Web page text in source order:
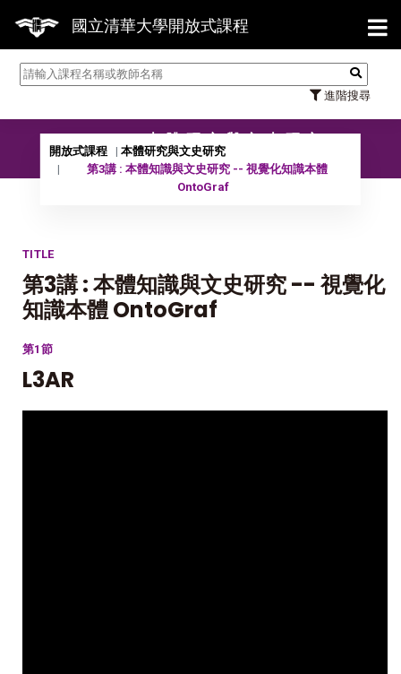
國立清華大學開放式課程
進階搜尋
【
11301 本體研究與文史研究
開放式課程
本體研究與文史研究
第3講 : 本體知識與文史研究 -- 視覺化知識本體
OntoGraf
TITLE
第3講 : 本體知識與文史研究 -- 視覺化
知識本體 OntoGraf
第1節
L3AR